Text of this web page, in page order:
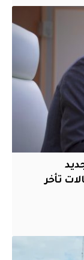
أيام لتجديد
تأخر